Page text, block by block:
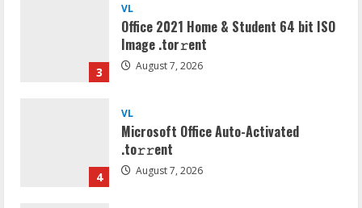
3
VL
Office 2021 Home & Student 64 bit ISO
Image .tоr𝚛еnt
August 7, 2026
4
VL
Microsoft Office Auto-Activated
.tо𝚛𝚛еnt
August 7, 2026